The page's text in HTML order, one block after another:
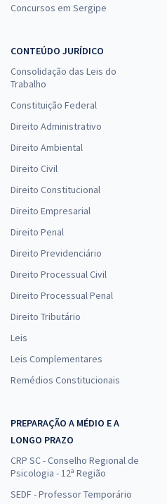
Concursos em Sergipe
CONTEÚDO JURÍDICO
Consolidação das Leis do
Trabalho
Constituição Federal
Direito Administrativo
Direito Ambiental
Direito Civil
Direito Constitucional
Direito Empresarial
Direito Penal
Direito Previdenciário
Direito Processual Civil
Direito Processual Penal
Direito Tributário
Leis
Leis Complementares
Remédios Constitucionais
PREPARAÇÃO A MÉDIO E A
LONGO PRAZO
CRP SC - Conselho Regional de
Psicologia - 12ª Região
SEDF - Professor Temporário